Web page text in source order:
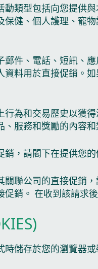
類型包括向您提供
健、個人護理、寵
件、電話、短訊、
料用於直接促銷。
為和交易歷史以獲
服務和獎勵的內容和
，請閣下在提供您
聯公司的直接促銷
銷。 在收到該請求
時儲存於您的瀏覽器